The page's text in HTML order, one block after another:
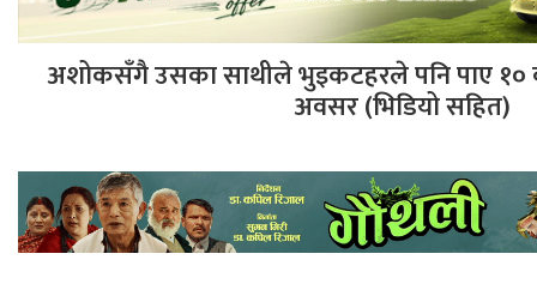
अशोकसँगै उसका साथीले भुइकटहरले पनि पाए १०
अवसर (भिडियो सहित)